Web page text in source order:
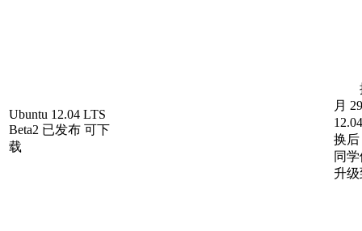
Ubuntu 12.04 LTS
Beta2 已发布 可下
载
按
月
换
同
升级